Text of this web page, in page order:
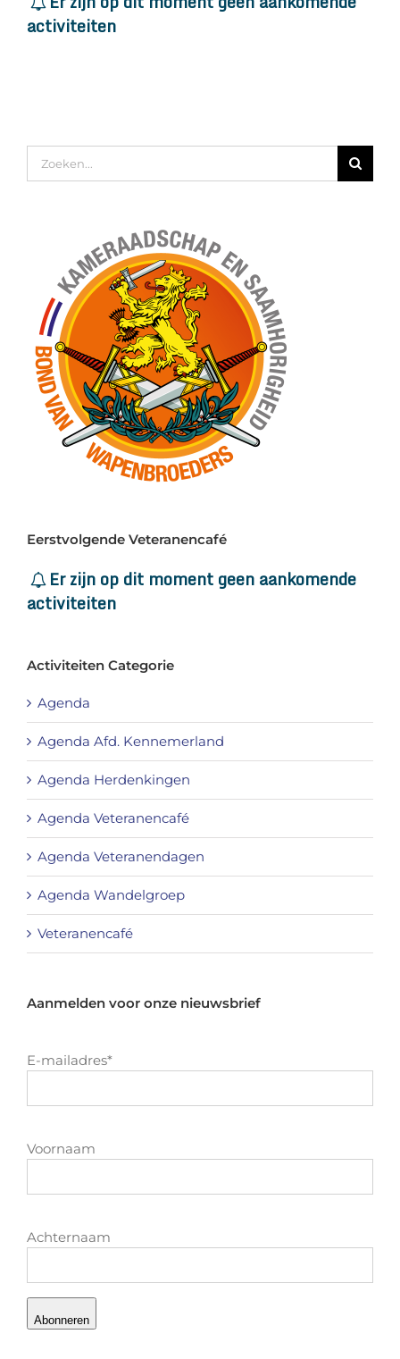
activiteiten
Eerstvolgende Veteranencafé
Er zijn op dit moment geen aankomende
activiteiten
Activiteiten Categorie
Agenda
Agenda Afd. Kennemerland
Agenda Herdenkingen
Agenda Veteranencafé
Agenda Veteranendagen
Agenda Wandelgroep
Veteranencafé
Aanmelden voor onze nieuwsbrief
E-mailadres*
Voornaam
Achternaam
Abonneren